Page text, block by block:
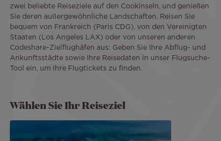
zwei beliebte Reiseziele auf den Cookinseln, und genießen
Sie deren außergewöhnliche Landschaften. Reisen Sie
bequem von Frankreich (Paris CDG), von den Vereinigten
Staaten (Los Angeles LAX) oder von unseren anderen
Codeshare-Zielflughäfen aus: Geben Sie Ihre Abflug- und
Ankunftsstädte sowie Ihre Reisedaten in unser Flugsuche-
Tool ein, um Ihre Flugtickets zu finden.
Wählen Sie Ihr Reiseziel